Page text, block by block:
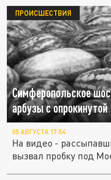
Симферопольское
арбузы с
ПРОИСШЕСТВИЯ
05 АВГУСТА 17:54
На видео -
вызвал пробку под